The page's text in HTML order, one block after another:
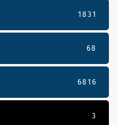
1831
68
6816
3